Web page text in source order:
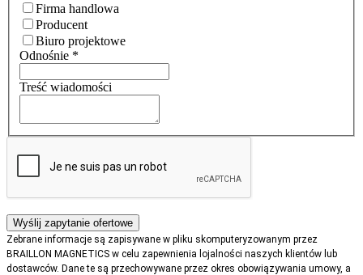
Firma handlowa
Producent
Biuro projektowe
Odnośnie *
Treść wiadomości
Zebrane informacje są zapisywane w pliku skomputeryzowanym przez
BRAILLON MAGNETICS w celu zapewnienia lojalności naszych klientów lub
dostawców. Dane te są przechowywane przez okres obowiązywania umowy, a